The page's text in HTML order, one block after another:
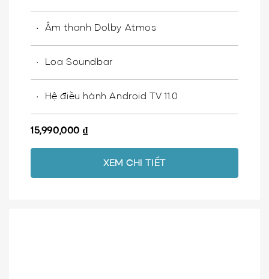
Âm thanh Dolby Atmos
Loa Soundbar
Hệ điều hành Android TV 11.0
15,990,000 ₫
XEM CHI TIẾT